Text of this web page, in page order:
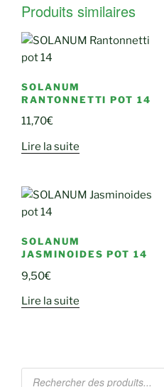
Produits similaires
SOLANUM
RANTONNETTI POT 14
11,70€
Lire la suite
SOLANUM
JASMINOIDES POT 14
9,50€
Lire la suite
Recherche
de